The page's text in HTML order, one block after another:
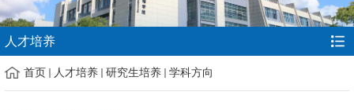
人才培养
首页 人才培养 研究生培养 学科方向